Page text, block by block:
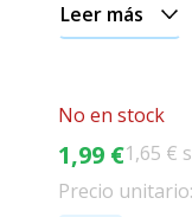
Leer más
No en stock
1,99 €1,65 €
Precio